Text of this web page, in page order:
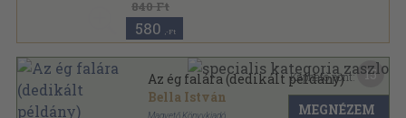
840 Ft
580 ,-Ft
Az ég falára (dedikált példány)
Bella István
Magvető Könyvkiadó
Kapható pont: 15
MEGNÉZEM